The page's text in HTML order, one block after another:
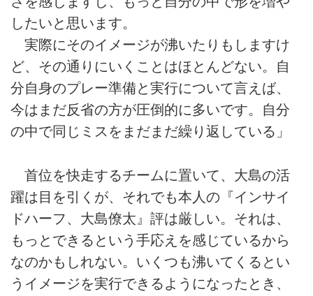
したいと思います。
実際にそのイメージが沸いたりもしますけ
ど、その通りにいくことはほとんどない。自
分自身のプレー準備と実行について言えば、
今はまだ反省の方が圧倒的に多いです。自分
の中で同じミスをまだまだ繰り返している」
首位を快走するチームに置いて、大島の活
躍は目を引くが、それでも本人の『インサイ
ドハーフ、大島僚太』評は厳しい。それは、
もっとできるという手応えを感じているから
なのかもしれない。いくつも沸いてくるとい
うイメージを実行できるようになったとき、